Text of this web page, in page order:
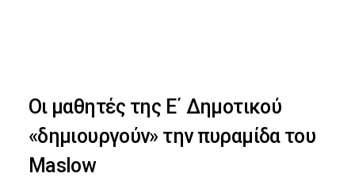
navigation
content
Οι μαθητές της Ε΄ Δημοτικού
«δημιουργούν» την πυραμίδα του
Maslow